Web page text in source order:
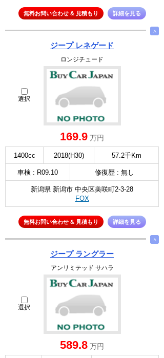
無料お問い合わせ & 見積もり 詳細を見る
∧
ジープ レネゲード
ロンジチュード
選択
169.9 万円
1400cc 2018(H30) 57.2千Km
車検 : R09.10 修復歴 : 無し
新潟県 新潟市 中央区美咲町2-3-28
FOX
無料お問い合わせ & 見積もり 詳細を見る
∧
ジープ ラングラー
アンリミテッド サハラ
選択
589.8 万円